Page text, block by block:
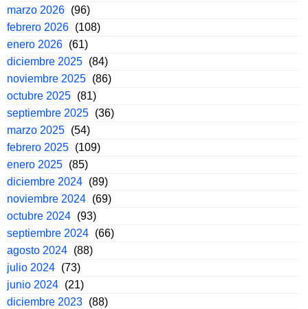
marzo 2026 (96)
febrero 2026 (108)
enero 2026 (61)
diciembre 2025 (84)
noviembre 2025 (86)
octubre 2025 (81)
septiembre 2025 (36)
marzo 2025 (54)
febrero 2025 (109)
enero 2025 (85)
diciembre 2024 (89)
noviembre 2024 (69)
octubre 2024 (93)
septiembre 2024 (66)
agosto 2024 (88)
julio 2024 (73)
junio 2024 (21)
diciembre 2023 (88)